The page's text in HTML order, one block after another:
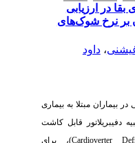
در ارزیابی
نرخ شوک‌های
،داود
بیماران مبتلا به بیماری
دفیبریلاتور قابل کاشت
Cardioverter)، برای